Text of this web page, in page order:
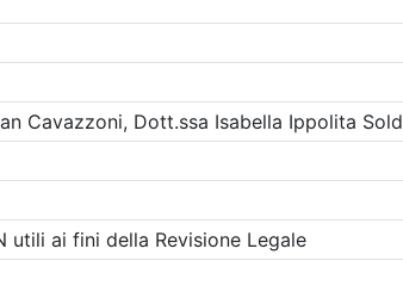
A pagamento
Esperti Contabili di Perugia
Corso Alta formazione e